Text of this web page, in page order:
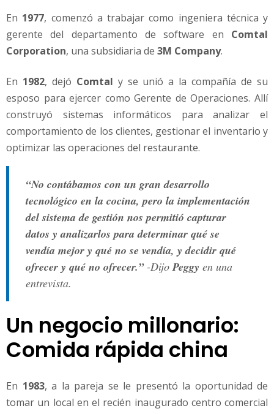
En 1977, comenzó a trabajar como ingeniera técnica y
gerente del departamento de software en Comtal
Corporation, una subsidiaria de 3M Company.
En 1982, dejó Comtal y se unió a la compañía de su
esposo para ejercer como Gerente de Operaciones. Allí
construyó sistemas informáticos para analizar el
comportamiento de los clientes, gestionar el inventario y
optimizar las operaciones del restaurante.
“No contábamos con un gran desarrollo
tecnológico en la cocina, pero la implementación
del sistema de gestión nos permitió capturar
datos y analizarlos para determinar qué se
vendía mejor y qué no se vendía, y decidir qué
ofrecer y qué no ofrecer.” -DijoPeggy en una
entrevista.
Un negocio millonario:
Comida rápida china
En 1983, a la pareja se le presentó la oportunidad de
tomar un local en el recién inaugurado centro comercial